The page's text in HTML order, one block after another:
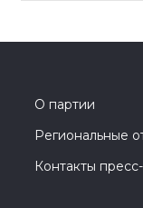
О партии
Региональные
Контакты